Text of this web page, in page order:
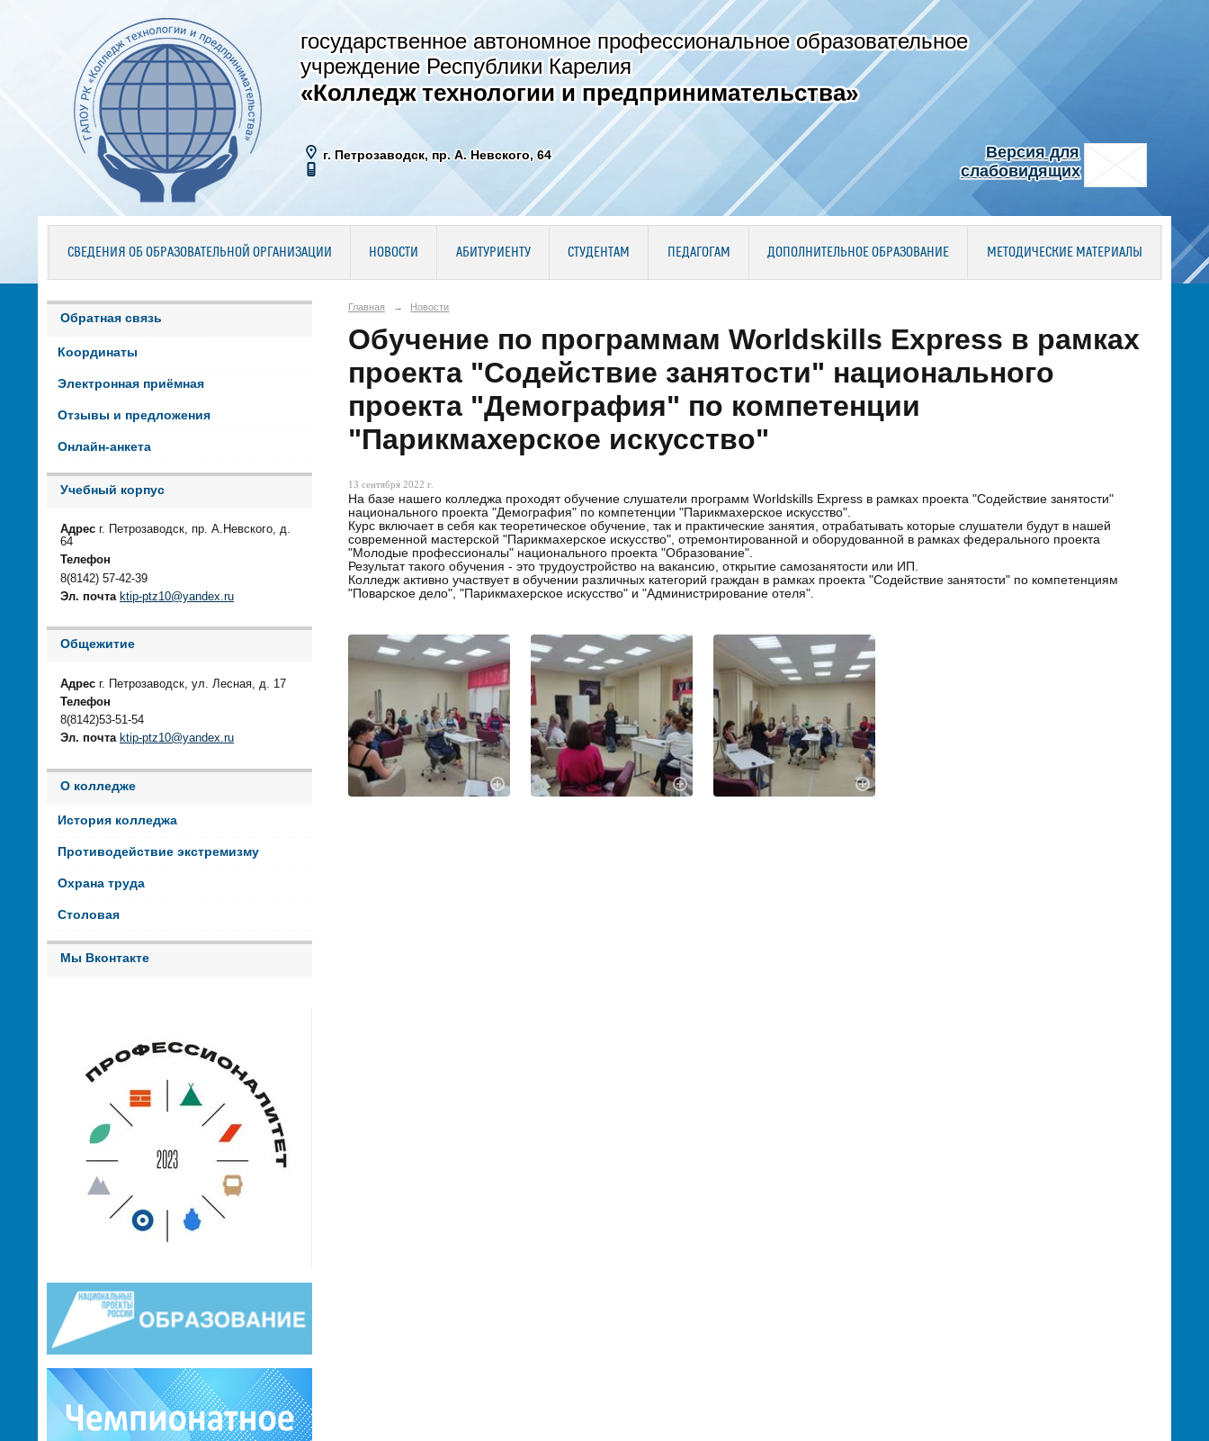
государственное автономное профессиональное образовательное
учреждение Республики Карелия
«Колледж технологии и предпринимательства»
г. Петрозаводск, пр. А. Невского, 64
Версия для
слабовидящих
СВЕДЕНИЯ ОБ ОБРАЗОВАТЕЛЬНОЙ ОРГАНИЗАЦИИ НОВОСТИ АБИТУРИЕНТУ СТУДЕНТАМ ПЕДАГОГАМ ДОПОЛНИТЕЛЬНОЕ ОБРАЗОВАНИЕ МЕТОДИЧЕСКИЕ МАТЕРИАЛЫ
Обратная связь
Координаты
Электронная приёмная
Отзывы и предложения
Онлайн-анкета
Учебный корпус
Адрес г. Петрозаводск, пр. А.Невского, д.
64
Телефон
8(8142) 57-42-39
Эл. почта ktip-ptz10@yandex.ru
Общежитие
Адрес г. Петрозаводск, ул. Лесная, д. 17
Телефон
8(8142)53-51-54
Эл. почта ktip-ptz10@yandex.ru
О колледже
История колледжа
Противодействие экстремизму
Охрана труда
Столовая
Мы Вконтакте
Главная → Новости
Обучение по программам Worldskills Express в рамках
проекта "Содействие занятости" национального
проекта "Демография" по компетенции
"Парикмахерское искусство"
13 сентября 2022 г.
На базе нашего колледжа проходят обучение слушатели программ Worldskills Express в рамках проекта "Содействие занятости"
национального проекта "Демография" по компетенции "Парикмахерское искусство".
Курс включает в себя как теоретическое обучение, так и практические занятия, отрабатывать которые слушатели будут в нашей
современной мастерской "Парикмахерское искусство", отремонтированной и оборудованной в рамках федерального проекта
"Молодые профессионалы" национального проекта "Образование".
Результат такого обучения - это трудоустройство на вакансию, открытие самозанятости или ИП.
Колледж активно участвует в обучении различных категорий граждан в рамках проекта "Содействие занятости" по компетенциям
"Поварское дело", "Парикмахерское искусство" и "Администрирование отеля".